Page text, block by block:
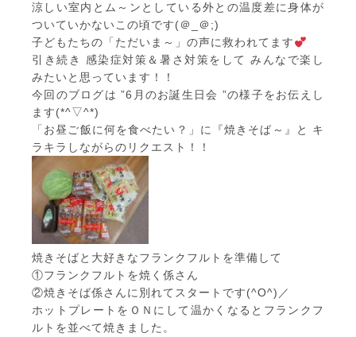
涼しい室内とム～ンとしている外との温度差に身体が
ついていかないこの頃です(＠_＠;)
子どもたちの「ただいま～」の声に救われてます
引き続き 感染症対策＆暑さ対策をして みんなで楽し
みたいと思っています！！
今回のブログは ”6月のお誕生日会 ”の様子をお伝えし
ます(*^▽^*)
「お昼ご飯に何を食べたい？」に『焼きそば～』と キ
ラキラしながらのリクエスト！！
焼きそばと大好きなフランクフルトを準備して
①フランクフルトを焼く係さん
②焼きそば係さんに別れてスタートです(^O^)／
ホットプレートをＯＮにして温かくなるとフランクフ
ルトを並べて焼きました。